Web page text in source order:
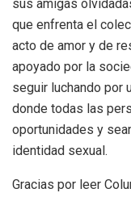
sus amigas
que enfrenta el
acto de amor y de
apoyado por la
seguir luchando por
donde todas las
oportunidades y
identidad sexual.
Gracias por leer